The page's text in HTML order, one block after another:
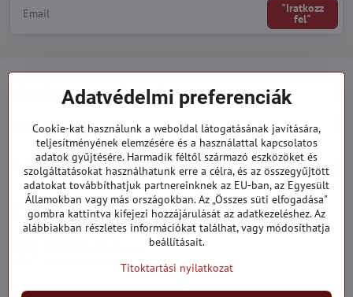
"Iratkozz
fel"
Minden a vásárlásról
Megrendelések
Kategóriák
919 060 751
Hétfő - Péntek: 09:00 - 15:00 hod.
Adatvédelmi preferenciák
Cookie-kat használunk a weboldal látogatásának javítására,
teljesítményének elemzésére és a használattal kapcsolatos
adatok gyűjtésére. Harmadik féltől származó eszközöket és
szolgáltatásokat használhatunk erre a célra, és az összegyűjtött
adatokat továbbíthatjuk partnereinknek az EU-ban, az Egyesült
Államokban vagy más országokban. Az „Összes süti elfogadása"
gombra kattintva kifejezi hozzájárulását az adatkezeléshez. Az
alábbiakban részletes információkat találhat, vagy módosíthatja
beállításait.
Titoktartási nyilatkozat